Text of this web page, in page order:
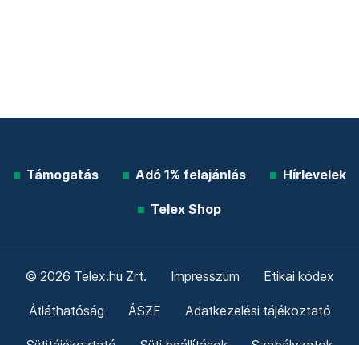
Támogatás Adó 1% felajánlás Hírlevelek
Telex Shop
© 2026 Telex.hu Zrt. Impresszum Etikai kódex
Átláthatóság ÁSZF Adatkezelési tájékoztató